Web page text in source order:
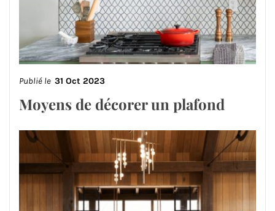
Publié le 31 Oct 2023
Moyens de décorer un plafond